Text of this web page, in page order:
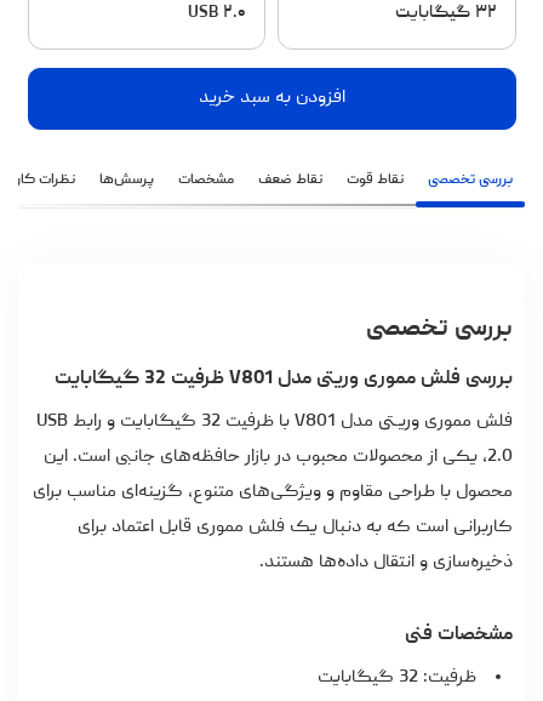
۳۲ گیگابایت
USB ۲.۰
افزودن به سبد خرید
بررسی تخصصی نقاط قوت نقاط ضعف مشخصات پرسش‌ها نظرات
بررسی تخصصی
بررسی فلش مموری وریتی مدل V801 ظرفیت 32 گیگابایت
فلش مموری وریـتی مدل V801 با ظرفیت 32 گیگابایت و رابط USB
2.0، یکی از محصولات محبوب در بازار حافظه‌های جانبی است. این
محصول با طراحی مقاوم و ویژگی‌های متنوع، گزینه‌ای مناسب برای
کاربرانی است که به دنبال یک فلش مموری قابل اعتماد برای
ذخیره‌سازی و انتقال داده‌ها هستند.
مشخصات فنی
ظرفیت: 32 گیگابایت